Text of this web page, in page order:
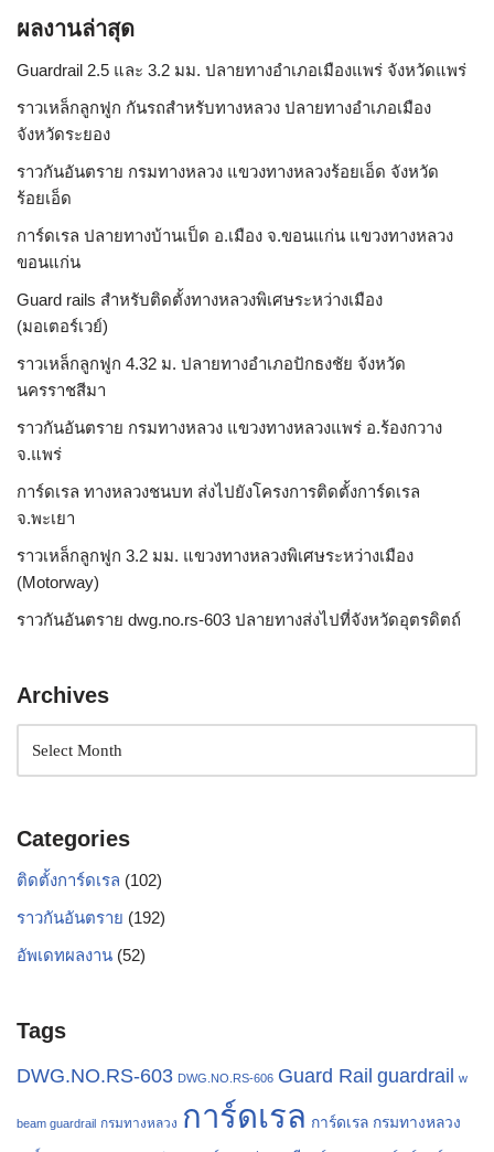
ผลงานล่าสุด
Guardrail 2.5 และ 3.2 มม. ปลายทางอำเภอเมืองแพร่ จังหวัดแพร่
ราวเหล็กลูกฟูก กันรถสําหรับทางหลวง ปลายทางอำเภอเมือง
จังหวัดระยอง
ราวกันอันตราย กรมทางหลวง แขวงทางหลวงร้อยเอ็ด จังหวัด
ร้อยเอ็ด
การ์ดเรล ปลายทางบ้านเป็ด อ.เมือง จ.ขอนแก่น แขวงทางหลวง
ขอนแก่น
Guard rails สำหรับติดตั้งทางหลวงพิเศษระหว่างเมือง
(มอเตอร์เวย์)
ราวเหล็กลูกฟูก 4.32 ม. ปลายทางอำเภอปักธงชัย จังหวัด
นครราชสีมา
ราวกันอันตราย กรมทางหลวง แขวงทางหลวงแพร่ อ.ร้องกวาง
จ.แพร่
การ์ดเรล ทางหลวงชนบท ส่งไปยังโครงการติดตั้งการ์ดเรล
จ.พะเยา
ราวเหล็กลูกฟูก 3.2 มม. แขวงทางหลวงพิเศษระหว่างเมือง
(Motorway)
ราวกันอันตราย dwg.no.rs-603 ปลายทางส่งไปที่จังหวัดอุตรดิตถ์
Archives
Categories
ติดตั้งการ์ดเรล (102)
ราวกันอันตราย (192)
อัพเดทผลงาน (52)
Tags
DWG.NO.RS-603 DWG.NO.RS-606 Guard Rail guardrail w
beam guardrail กรมทางหลวง การ์ดเรล การ์ดเรล กรมทางหลวง